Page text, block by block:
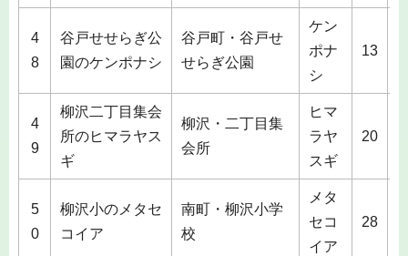
4
8
谷戸せせらぎ公
園のケンポナシ
谷戸町・谷戸せ
せらぎ公園
ケン
ポナ
シ
13
4
9
柳沢二丁目集会
所のヒマラヤス
ギ
柳沢・二丁目集
会所
ヒマ
ラヤ
スギ
20
5
0
柳沢小のメタセ
コイア
南町・柳沢小学
校
メタ
セコ
イア
28